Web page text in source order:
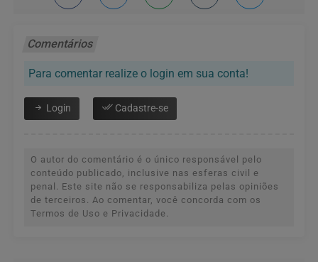
Comentários
Para comentar realize o login em sua conta!
Login Cadastre-se
O autor do comentário é o único responsável pelo
conteúdo publicado, inclusive nas esferas civil e
penal. Este site não se responsabiliza pelas opiniões
de terceiros. Ao comentar, você concorda com os
Termos de Uso e Privacidade.